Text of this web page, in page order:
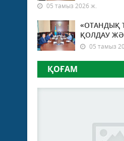
05 тамыз 2026 ж.
«ОТАНДЫҚ
ҚОЛДАУ
05 тамыз
ҚОҒАМ